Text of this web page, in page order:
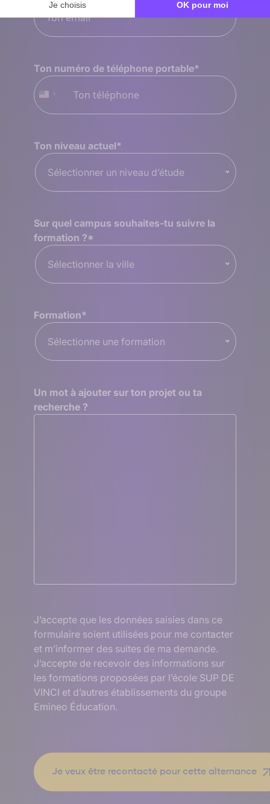
Ton numéro de téléphone portable*
États-
Unis
Ton niveau actuel*
Sélectionner un niveau d’étude
Sur quel campus souhaites-tu suivre la
formation ?*
Sélectionner la ville
Formation*
Sélectionne une formation
Un mot à ajouter sur ton projet ou ta
recherche ?
RGPD
J’accepte que les données saisies dans ce
formulaire soient utilisées pour me contacter
et m’informer des suites de ma demande.
J’accepte de recevoir des informations sur
les formations proposées par l’école SUP DE
VINCI et d’autres établissements du groupe
Emineo Éducation.